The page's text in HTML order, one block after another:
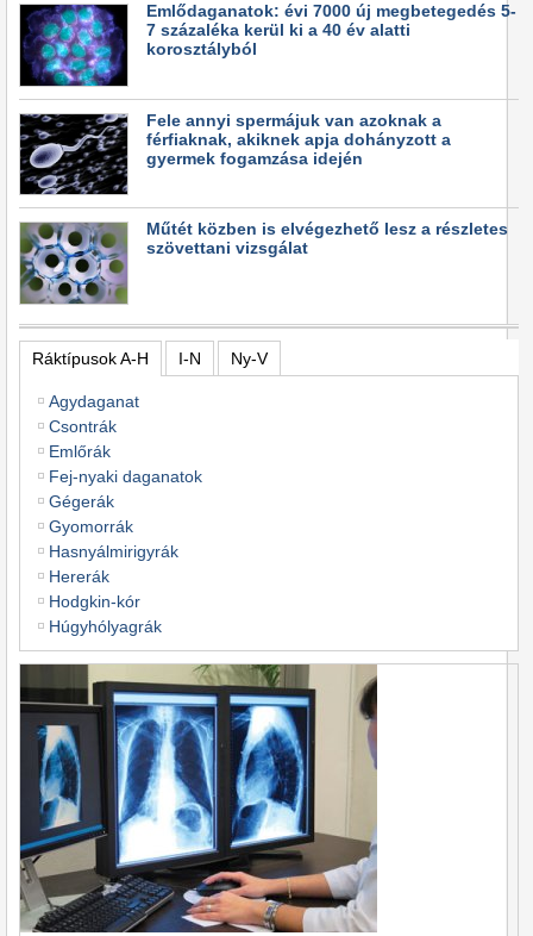
Emlődaganatok: évi 7000 új megbetegedés 5-
7 százaléka kerül ki a 40 év alatti
korosztályból
Fele annyi spermájuk van azoknak a
férfiaknak, akiknek apja dohányzott a
gyermek fogamzása idején
Műtét közben is elvégezhető lesz a részletes
szövettani vizsgálat
Ráktípusok A-H I-N Ny-V
Agydaganat
Csontrák
Emlőrák
Fej-nyaki daganatok
Gégerák
Gyomorrák
Hasnyálmirigyrák
Hererák
Hodgkin-kór
Húgyhólyagrák